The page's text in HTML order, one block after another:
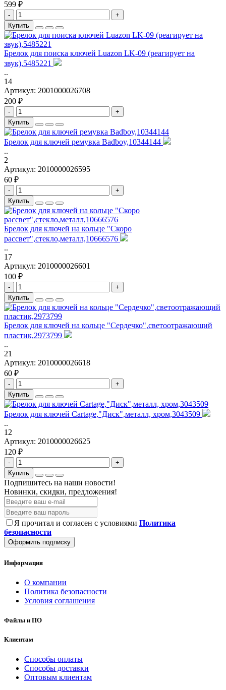
599 ₽
-
+
Купить
Брелок для поиска ключей Luazon LK-09 (реагирует на
звук),5485221
..
14
Артикул: 2001000026708
200 ₽
-
+
Купить
Брелок для ключей ремувка Badboy,10344144
..
2
Артикул: 2010000026595
60 ₽
-
+
Купить
Брелок для ключей на кольце "Скоро
рассвет",стекло,металл,10666576
..
17
Артикул: 2010000026601
100 ₽
-
+
Купить
Брелок для ключей на кольце "Сердечко",светоотражающий
пластик,2973799
..
21
Артикул: 2010000026618
60 ₽
-
+
Купить
Брелок для ключей Cartage,"Диск",металл, хром,3043509
..
12
Артикул: 2010000026625
120 ₽
-
+
Купить
Подпишитесь на наши новости!
Новинки, скидки, предложения!
Я прочитал и согласен с условиями Политика
безопасности
Оформить подписку
Информация
О компании
Политика безопасности
Условия соглашения
Файлы и ПО
Клиентам
Способы оплаты
Способы доставки
Оптовым клиентам